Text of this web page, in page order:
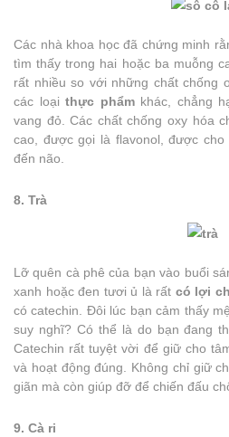
Các nhà khoa học đã chứng minh
tìm thấy trong hai hoặc ba muỗng
rất nhiều so với những chất chống
các loạithực phẩmkhác, chẳng
vang đỏ. Các chất chống oxy hóa
cao, được gọi là flavonol, được
đến não.
8. Trà
Lỡ quên cà phê của bạn vào buổi
xanh hoặc đen tươi ủ là rất có lợi
có catechin. Đôi lúc bạn cảm thấy
suy nghĩ? Có thể là do bạn đang
Catechin rất tuyệt vời để giữ cho
và hoạt động đúng. Không chỉ giữ
giãn mà còn giúp đỡ để chiến đấu
9. Cà ri